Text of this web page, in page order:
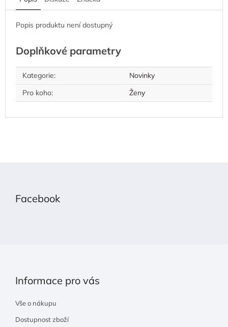
Popis produktu není dostupný
Doplňkové parametry
Kategorie:
Novinky
Pro koho: Ženy
Facebook
Informace pro vás
Vše o nákupu
Dostupnost zboží